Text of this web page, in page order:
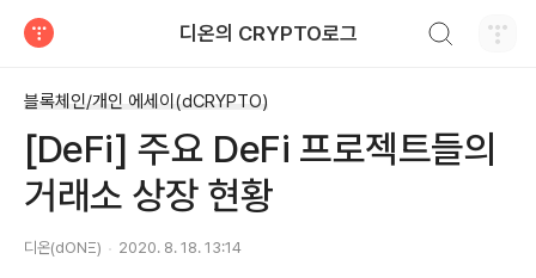
디온의 CRYPTO로그
블록체인/개인 에세이(dCRYPTO)
[DeFi] 주요 DeFi 프로젝트들의
거래소 상장 현황
디온(dONΞ) 2020. 8. 18. 13:14